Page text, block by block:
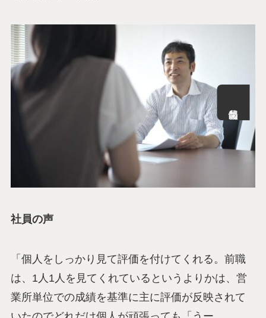
社員の声
「個人をしっかり見て評価を付けてくれる。前職
は、1人1人を見てくれているというよりかは、営
業所単位での成績を基準に主に評価が反映されて